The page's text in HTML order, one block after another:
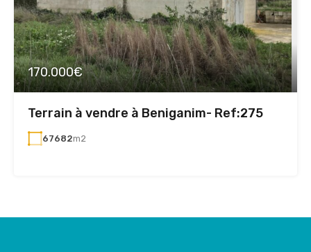
170.000€
Terrain à vendre à Beniganim- Ref:275
67682m2